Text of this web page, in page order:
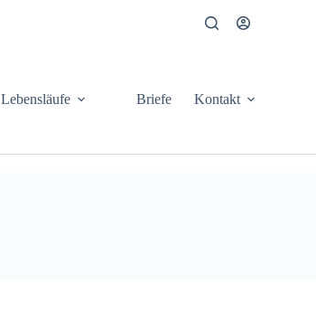
Lebensläufe Briefe Kontakt